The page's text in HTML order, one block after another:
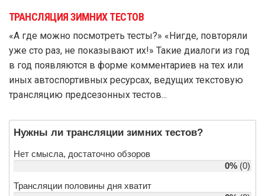
ТРАНСЛЯЦИЯ ЗИМНИХ ТЕСТОВ
«А где можно посмотреть тесты?» «Нигде, повторяли
уже сто раз, не показывают их!» Такие диалоги из год
в год появляются в форме комментариев на тех или
иных автоспортивных ресурсах, ведущих текстовую
трансляцию предсезонных тестов...
Нужны ли трансляции зимних тестов?
Нет смысла, достаточно обзоров
0% (0)
Трансляции половины дня хватит